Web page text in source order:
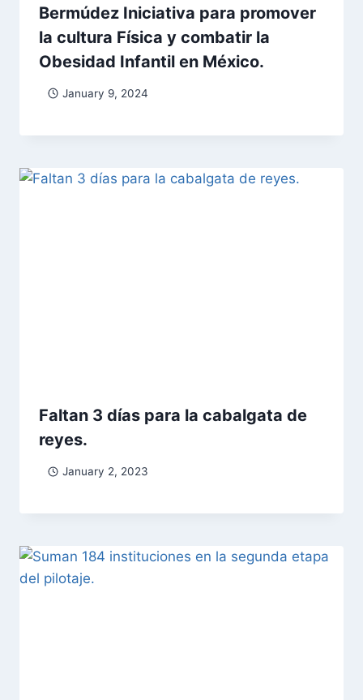
Bermúdez Iniciativa para promover
la cultura Física y combatir la
Obesidad Infantil en México.
January 9, 2024
Faltan 3 días para la cabalgata de
reyes.
January 2, 2023